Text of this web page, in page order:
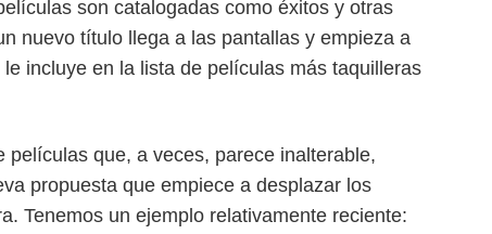
son catalogadas como éxitos y otras
nuevo título llega a las pantallas y empieza a
incluye en la lista de películas más taquilleras
películas que, a veces, parece inalterable,
propuesta que empiece a desplazar los
Tenemos un ejemplo relativamente reciente: